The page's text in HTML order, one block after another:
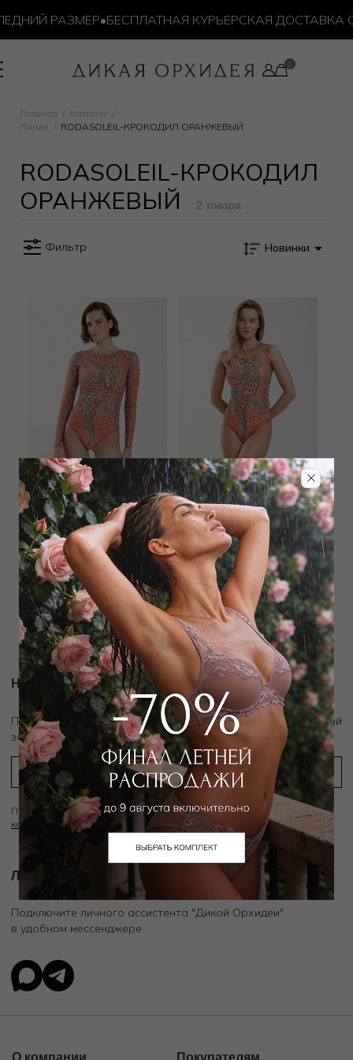
РАЗМЕР•БЕСПЛАТНАЯ КУРЬЕРСКАЯ ДОСТАВКА
Главная
Каталог
Линии
RODASOLEIL-КРОКОДИЛ ОРАНЖЕВЫЙ
RODASOLEIL-КРОКОДИЛ
ОРАНЖЕВЫЙ
2 товара
Фильтр Новинки
RODASOLEIL
Купальник слитный
23 000₽ |+ 1150
бонусов
RODASOLEIL
Купальник слитный
23 000₽
+ 1150
бонусов
Новости и акции
Подпишитесь на рассылку и получитескидку 10%на первый
заказ
Подписываясь на рассылку вы соглашаетесь с условиями
Политики
конфиденциальности
Личный ассистент.
Подключите личного ассистента "Дикой Орхидеи"
в удобном мессенджере
О компании Покупателям